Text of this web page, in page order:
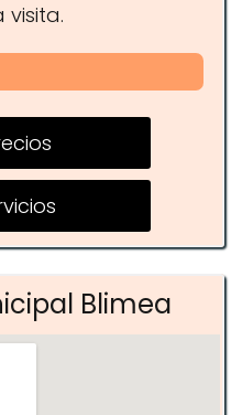
grupales
Blimea